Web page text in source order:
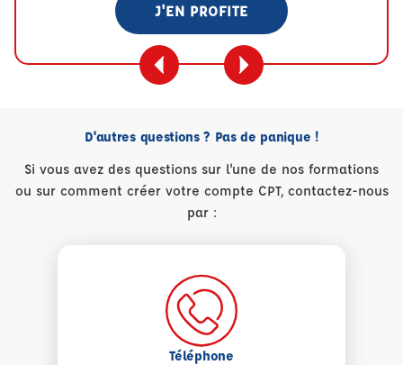
J'EN PROFITE
D'autres questions ? Pas de panique !
Si vous avez des questions sur l'une de nos formations
ou sur comment créer votre compte CPT, contactez-nous
par :
Téléphone